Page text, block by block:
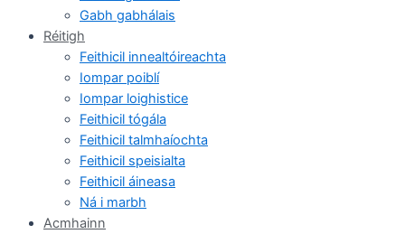
Gabh gabhálais
Réitigh
Feithicil innealtóireachta
Iompar poiblí
Iompar loighistice
Feithicil tógála
Feithicil talmhaíochta
Feithicil speisialta
Feithicil áineasa
Ná i marbh
Acmhainn